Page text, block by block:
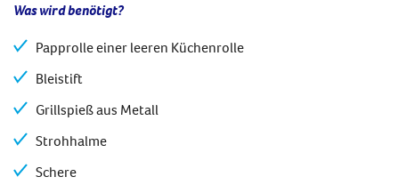
Was wird benötigt?
Papprolle einer leeren Küchenrolle
Bleistift
Grillspieß aus Metall
Strohhalme
Schere